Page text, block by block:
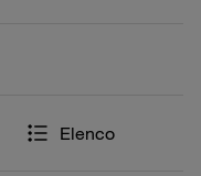
Elenco